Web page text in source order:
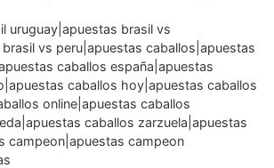
uruguay|apuestas brasil vs
vs peru|apuestas caballos|apuestas
caballos españa|apuestas
caballos hoy|apuestas caballos
online|apuestas caballos
caballos zarzuela|apuestas
campeon|apuestas campeon